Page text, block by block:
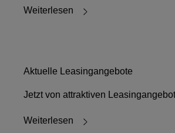
Weiterlesen
Aktuelle Leasingangebote
Jetzt von attraktiven
Weiterlesen